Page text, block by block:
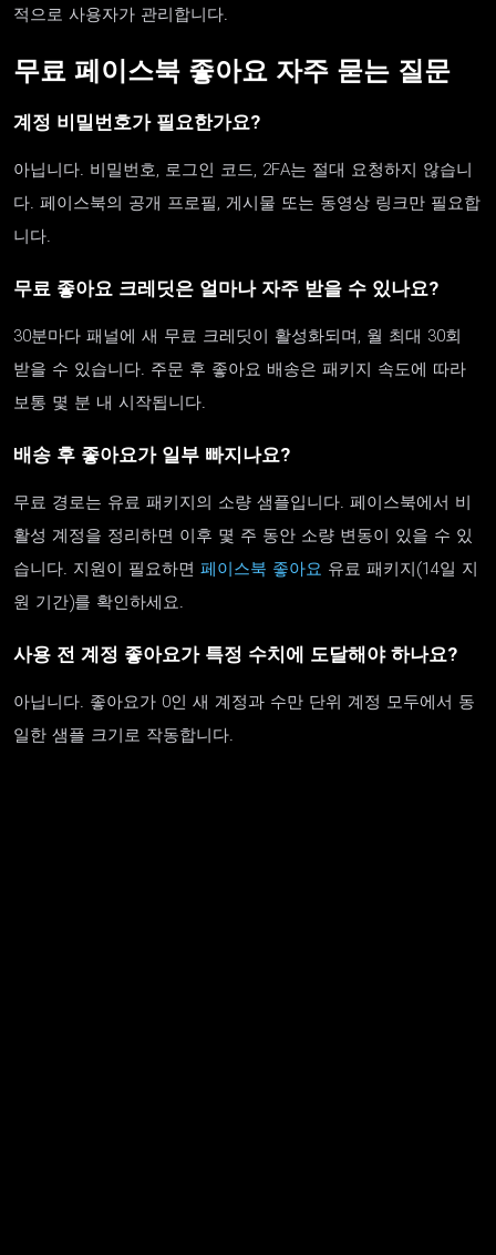
적으로 사용자가 관리합니다.
무료 페이스북 좋아요 자주 묻는 질문
계정 비밀번호가 필요한가요?
아닙니다. 비밀번호, 로그인 코드, 2FA는 절대 요청하지 않습니
다. 페이스북의 공개 프로필, 게시물 또는 동영상 링크만 필요합
니다.
무료 좋아요 크레딧은 얼마나 자주 받을 수 있나요?
30분마다 패널에 새 무료 크레딧이 활성화되며, 월 최대 30회
받을 수 있습니다. 주문 후 좋아요 배송은 패키지 속도에 따라
보통 몇 분 내 시작됩니다.
배송 후 좋아요가 일부 빠지나요?
무료 경로는 유료 패키지의 소량 샘플입니다. 페이스북에서 비
활성 계정을 정리하면 이후 몇 주 동안 소량 변동이 있을 수 있
습니다. 지원이 필요하면 페이스북 좋아요 유료 패키지(14일 지
원 기간)를 확인하세요.
사용 전 계정 좋아요가 특정 수치에 도달해야 하나요?
아닙니다. 좋아요가 0인 새 계정과 수만 단위 계정 모두에서 동
일한 샘플 크기로 작동합니다.